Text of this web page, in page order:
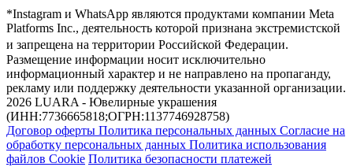
*Instagram и WhatsApp являются продуктами компании Meta
Platforms Inc., деятельность которой признана экстремистской
и запрещена на территории Российской Федерации.
Размещение информации носит исключительно
информационный характер и не направлено на пропаганду,
рекламу или поддержку деятельности указанной организации.
2026 LUARA - Ювелирные украшения
(ИНН:7736665818;ОГРН:1137746928758)
Договор оферты Политика персональных данных Согласие на
обработку персональных данных Политика использования
файлов Cookie Политика безопасности платежей